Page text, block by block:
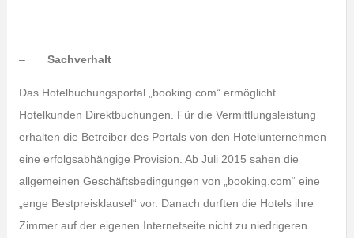
– Sachverhalt
Das Hotelbuchungsportal „booking.com“ ermöglicht
Hotelkunden Direktbuchungen. Für die Vermittlungsleistung
erhalten die Betreiber des Portals von den Hotelunternehmen
eine erfolgsabhängige Provision. Ab Juli 2015 sahen die
allgemeinen Geschäftsbedingungen von „booking.com“ eine
„enge Bestpreisklausel“ vor. Danach durften die Hotels ihre
Zimmer auf der eigenen Internetseite nicht zu niedrigeren